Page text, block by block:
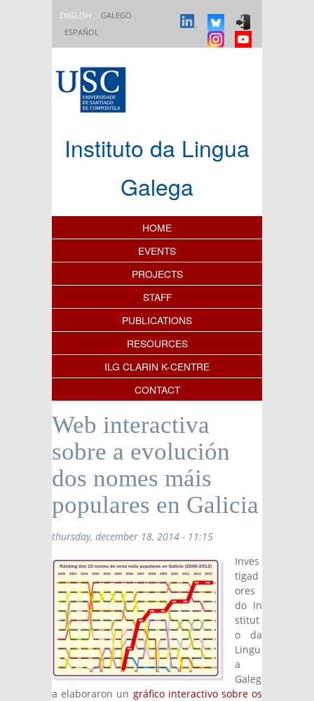
ENGLISH
GALEGO
ESPAÑOL
Instituto da Lingua
Galega
Content Index
HOME
EVENTS
PROJECTS
STAFF
PUBLICATIONS
RESOURCES
ILG CLARIN K-CENTRE
CONTACT
Web interactiva
sobre a evolución
dos nomes máis
populares en Galicia
thursday, december 18, 2014 - 11:15
Inves
tigad
ores
do In
stitut
o da
Lingu
a
Galeg
a elaboraron un gráfico interactivo sobre os